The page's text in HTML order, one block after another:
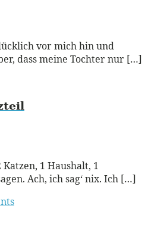
vor mich hin und
dass meine Tochter nur […]
1 Haushalt, 1
Ach, ich sag‘ nix. Ich […]